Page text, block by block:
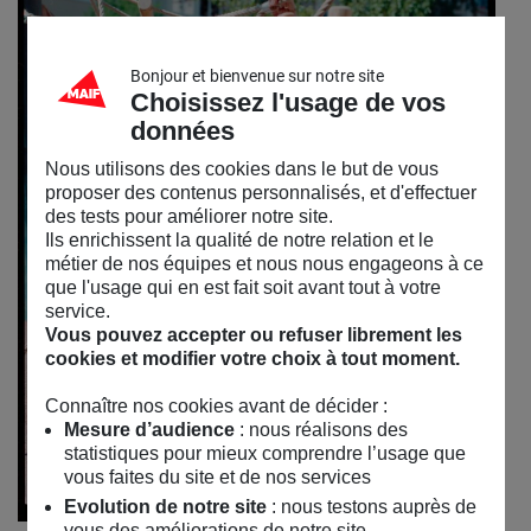
Bonjour et bienvenue sur notre site
Choisissez l'usage de vos
données
Nous utilisons des cookies dans le but de vous
proposer des contenus personnalisés, et d'effectuer
des tests pour améliorer notre site.
Ils enrichissent la qualité de notre relation et le
métier de nos équipes et nous nous engageons à ce
que l'usage qui en est fait soit avant tout à votre
service.
Vous pouvez accepter ou refuser librement les
cookies et modifier votre choix à tout moment.
Connaître nos cookies avant de décider :
Mesure d’audience: nous réalisons des
statistiques pour mieux comprendre l’usage que
vous faites du site et de nos services
Evolution de notre site: nous testons auprès de